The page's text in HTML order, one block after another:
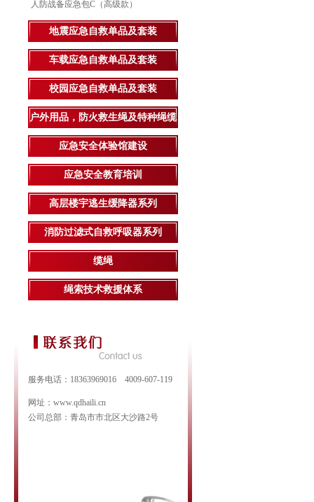
人防战备应急包C（高级款）
地震应急自救单品及套装
车载应急自救单品及套装
校园应急自救单品及套装
户外用品，防火救生绳及特种绳缆
应急安全体验馆建设
应急安全教育培训
高层楼宇逃生缓降器系列
消防过滤式自救呼吸器系列
缆绳
绳索技术救援体系
服务电话：18363969016 4009-607-119
网址：www.qdhaili.cn
公司总部：青岛市市北区大沙路2号